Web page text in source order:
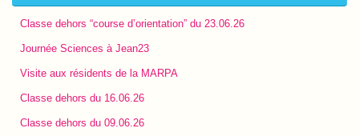
Classe dehors “course d’orientation” du 23.06.26
Journée Sciences à Jean23
Visite aux résidents de la MARPA
Classe dehors du 16.06.26
Classe dehors du 09.06.26